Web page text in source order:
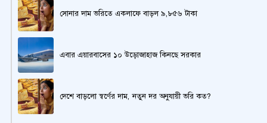
সোনার দাম ভরিতে একলাফে বাড়ল ৯,৮৫৬ টাকা
এবার এয়ারবাসের ১০ উড়োজাহাজ কিনছে সরকার
দেশে বাড়লো স্বর্ণের দাম, নতুন দর অনুযায়ী ভরি কত?